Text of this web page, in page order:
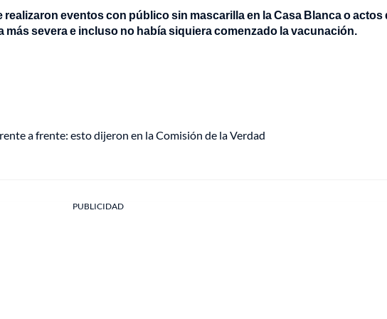
realizaron eventos con público sin mascarilla en la Casa Blanca o actos
más severa e incluso no había siquiera comenzado la vacunación.
a frente: esto dijeron en la Comisión de la Verdad
PUBLICIDAD